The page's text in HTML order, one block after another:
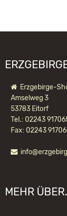
Erzgebirge-
Amselweg 3
53783 Eitorf
Tel.: 02243
Fax: 02243
MEHR